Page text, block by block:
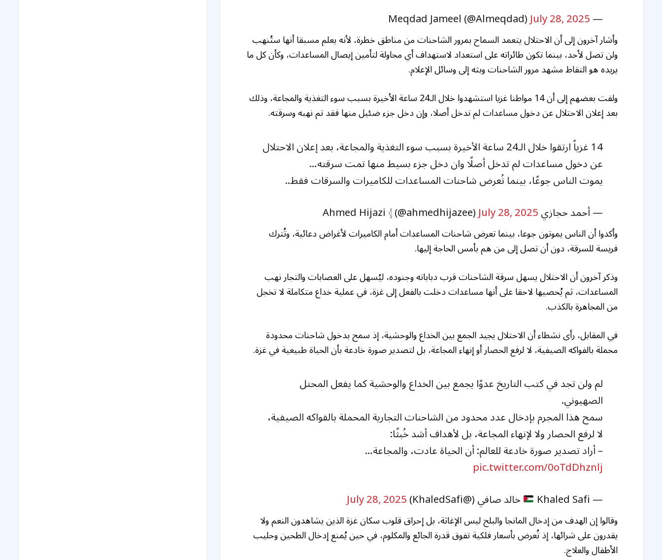
— Meqdad Jameel (@Almeqdad)
July 28, 2025
وأشار آخرون إلى أن الاحتلال يتعمد السماح بمرور الشاحنات من مناطق خطرة، لأنه يعلم مسبقا أنها ستُنهب
ولن تصل لأحد، بينما تكون طائراته على استعداد لاستهداف أي محاولة لتأمين إيصال المساعدات، وكأن كل ما
يريده هو التقاط مشهد مرور الشاحنات وبثه إلى وسائل الإعلام.
ولفت بعضهم إلى أن 14 مواطنا غزيا استشهدوا خلال الـ24 ساعة الأخيرة بسبب سوء التغذية والمجاعة، وذلك
بعد إعلان الاحتلال عن دخول مساعدات لم تدخل أصلا، وإن دخل جزء ضئيل منها فقد تم نهبه وسرقته.
14 غزياً ارتقوا خلال الـ24 ساعة الأخيرة بسبب سوء التغذية والمجاعة، بعد إعلان الاحتلال
عن دخول مساعدات لم تدخل أصلًا وان دخل جزء بسيط منها تمت سرقته…
يموت الناس جوعًا، بينما تُعرض شاحنات المساعدات للكاميرات والسرقات فقط..
— أحمد حجازي Ahmed Hijazi 𓂆 (@ahmedhijazee)July 28, 2025
وأكدوا أن الناس يموتون جوعا، بينما تعرض شاحنات المساعدات أمام الكاميرات لأغراض دعائية، وتُترك
فريسة للسرقة، دون أن تصل إلى من هم بأمس الحاجة إليها.
وذكر آخرون أن الاحتلال يسهل سرقة الشاحنات قرب دباباته وجنوده، ليُسهل على العصابات والتجار نهب
المساعدات، ثم يُحصيها لاحقا على أنها مساعدات دخلت بالفعل إلى غزة، في عملية خداع متكاملة لا تخجل
من المجاهرة بالكذب.
في المقابل، رأى نشطاء أن الاحتلال يجيد الجمع بين الخداع والوحشية، إذ سمح بدخول شاحنات محدودة
محملة بالفواكه الصيفية، لا لرفع الحصار أو إنهاء المجاعة، بل لتصدير صورة خادعة بأن الحياة طبيعية في غزة.
لم ولن تجد في كتب التاريخ عدوًا يجمع بين الخداع والوحشية كما يفعل المحتل
الصهيوني.
سمح هذا المجرم بإدخال عدد محدود من الشاحنات التجارية المحملة بالفواكه الصيفية،
لا لرفع الحصار ولا لإنهاء المجاعة، بل لأهداف أشد خُبثًا:
– أراد تصدير صورة خادعة للعالم: أن الحياة عادت، والمجاعة…
pic.twitter.com/0oTdDhznlj
— Khaled Safi
خالد صافي (@KhaledSafi) July 28, 2025
وقالوا إن الهدف من إدخال المانجا والبلح ليس الإغاثة، بل إحراق قلوب سكان غزة الذين يشاهدون النعم ولا
يقدرون على شرائها، إذ تُعرض بأسعار فلكية تفوق قدرة الجائع والمكلوم، في حين يُمنع إدخال الطحين وحليب
الأطفال والعلاج.